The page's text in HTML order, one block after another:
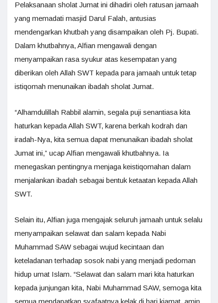
Pelaksanaan sholat Jumat ini dihadiri oleh ratusan jamaah
yang memadati masjid Darul Falah, antusias
mendengarkan khutbah yang disampaikan oleh Pj. Bupati.
Dalam khutbahnya, Alfian mengawali dengan
menyampaikan rasa syukur atas kesempatan yang
diberikan oleh Allah SWT kepada para jamaah untuk tetap
istiqomah menunaikan ibadah sholat Jumat.
“Alhamdulillah Rabbil alamin, segala puji senantiasa kita
haturkan kepada Allah SWT, karena berkah kodrah dan
iradah-Nya, kita semua dapat menunaikan ibadah sholat
Jumat ini,” ucap Alfian mengawali khutbahnya. Ia
menegaskan pentingnya menjaga keistiqomahan dalam
menjalankan ibadah sebagai bentuk ketaatan kepada Allah
SWT.
Selain itu, Alfian juga mengajak seluruh jamaah untuk selalu
menyampaikan selawat dan salam kepada Nabi
Muhammad SAW sebagai wujud kecintaan dan
keteladanan terhadap sosok nabi yang menjadi pedoman
hidup umat Islam. “Selawat dan salam mari kita haturkan
kepada junjungan kita, Nabi Muhammad SAW, semoga kita
semua mendapatkan syafaatnya kelak di hari kiamat, amin